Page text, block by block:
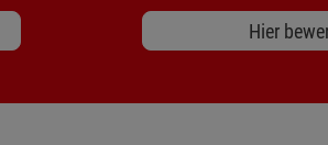
Hier